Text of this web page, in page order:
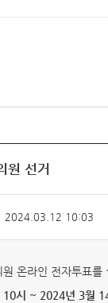
원 선거
2024.03.12 10:03
온라인 전자투표를
시 ~ 2024년 3월